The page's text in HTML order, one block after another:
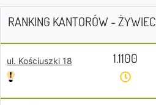
RANKING KANTORÓW - ŻYWIEC
ul. Kościuszki 18 1.1100